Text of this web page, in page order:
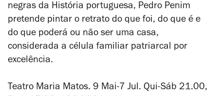
negras da História portuguesa, Pedro Penim
pretende pintar o retrato do que foi, do que é e
do que poderá ou não ser uma casa,
considerada a célula familiar patriarcal por
excelência.
Teatro Maria Matos. 9 Mai-7 Jul. Qui-Sáb 21.00,